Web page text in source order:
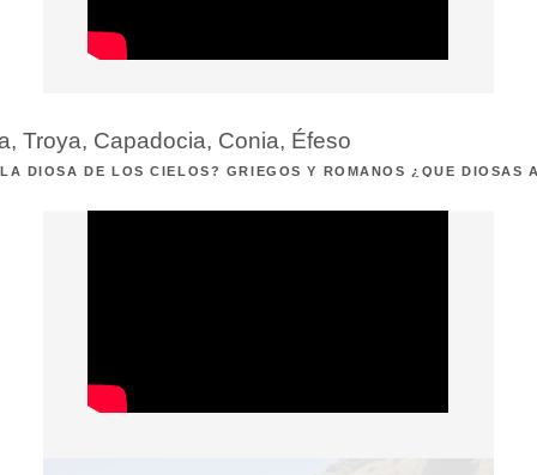
Troya, Capadocia, Conia, Éfeso
DIOSA DE LOS CIELOS? GRIEGOS Y ROMANOS ¿QUÉ DIOSAS